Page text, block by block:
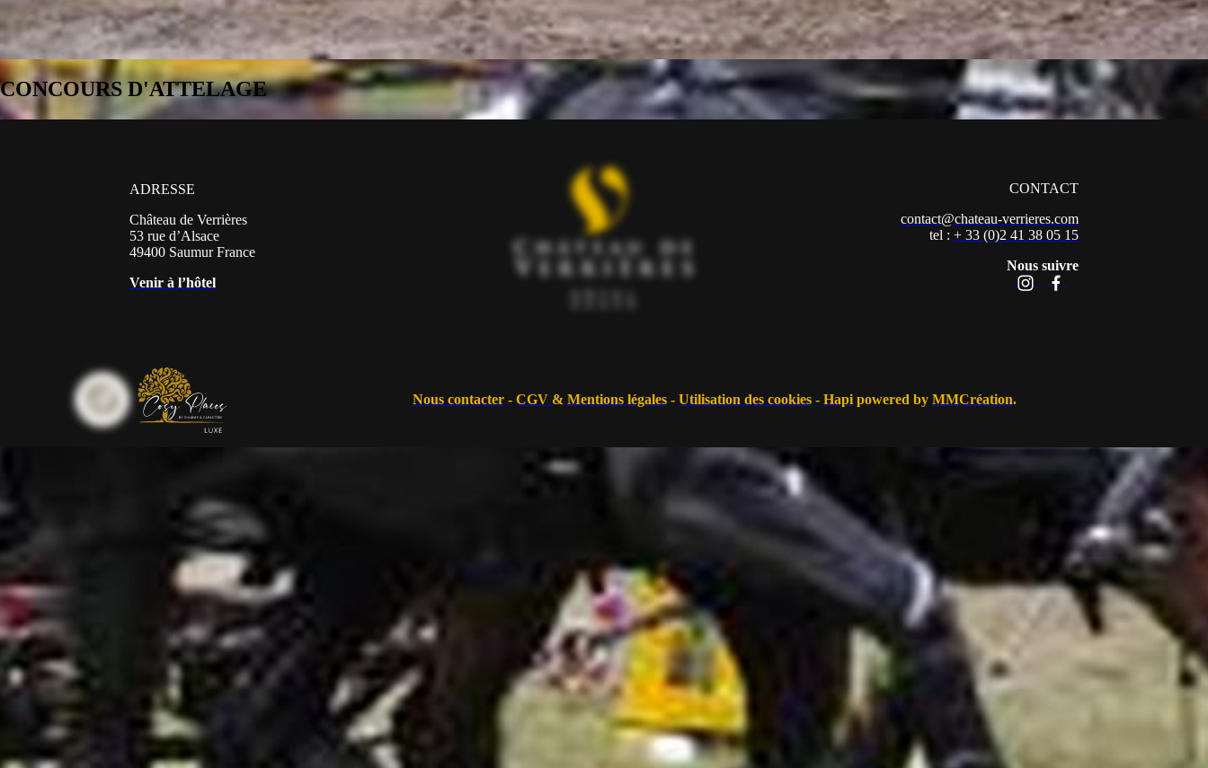
CONCOURS D'ATTELAGE
ADRESSE
Château de Verrières
53 rue d’Alsace
49400 Saumur France
Venir à l’hôtel
CONTACT
contact@chateau-verrieres.com
tel : + 33 (0)2 41 38 05 15
Nous suivre
Nous contacter - CGV & Mentions légales - Utilisation des cookies - Hapi powered by MMCréation.